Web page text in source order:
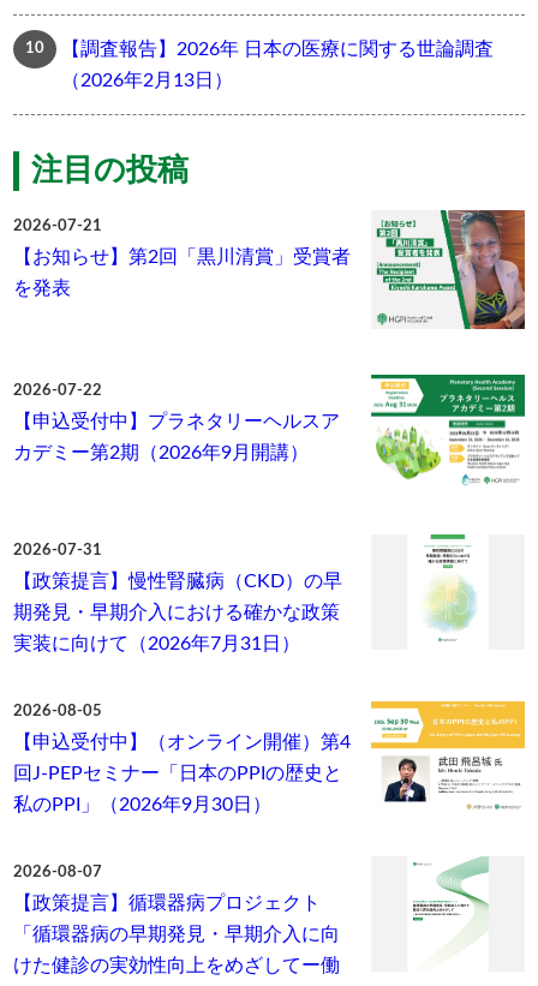
【調査報告】2026年 日本の医療に関する世論調査
（2026年2月13日）
注目の投稿
2026-07-21
【お知らせ】第2回「黒川清賞」受賞者
を発表
2026-07-22
【申込受付中】プラネタリーヘルスア
カデミー第2期（2026年9月開講）
2026-07-31
【政策提言】慢性腎臓病（CKD）の早
期発見・早期介入における確かな政策
実装に向けて（2026年7月31日）
2026-08-05
【申込受付中】（オンライン開催）第4
回J-PEPセミナー「日本のPPIの歴史と
私のPPI」（2026年9月30日）
2026-08-07
【政策提言】循環器病プロジェクト
「循環器病の早期発見・早期介入に向
けた健診の実効性向上をめざしてー働